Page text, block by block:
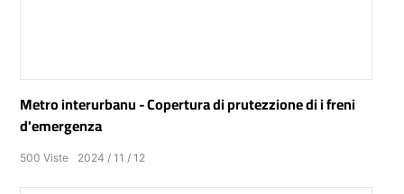
Metro interurbanu - Copertura di prutezzione di i freni
d'emergenza
2024 11 12
500 Viste